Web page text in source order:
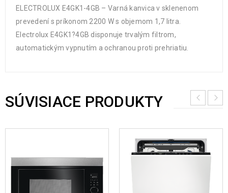
ELECTROLUX E4GK1-4GB – Varná kanvica v sklenenom
prevedení s príkonom 2200 W s objemom 1,7 litra.
Electrolux E4GK1?4GB disponuje trvalým filtrom,
automatickým vypnutím a ochranou proti prehriatiu.
SÚVISIACE PRODUKTY